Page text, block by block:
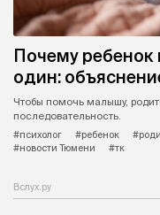
Почему ребенок
один:
Чтобы помочь малышу,
последовательность.
#психолог
#ребенок
#новости Тюмени
#тк
Вслух.ру